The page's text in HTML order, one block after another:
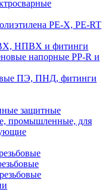
PE-X, PE-RT
НПВХ и фитинги
напорные PP-R и
ПЭ, ПНД, фитинги
защитные
промышленные, для